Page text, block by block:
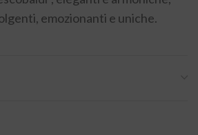
emozionanti e uniche.